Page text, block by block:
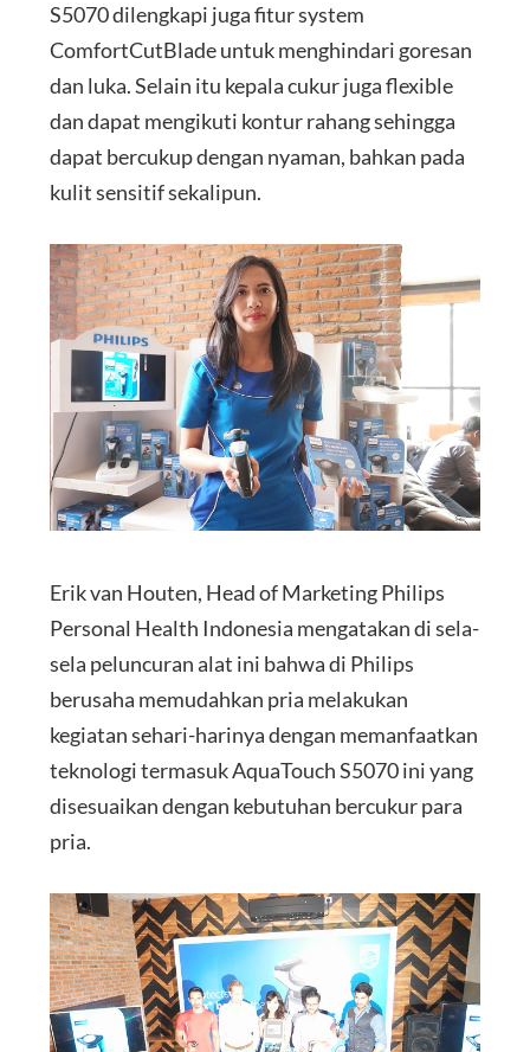
S5070 dilengkapi juga fitur system
ComfortCutBlade untuk menghindari goresan
dan luka. Selain itu kepala cukur juga flexible
dan dapat mengikuti kontur rahang sehingga
dapat bercukup dengan nyaman, bahkan pada
kulit sensitif sekalipun.
Erik van Houten, Head of Marketing Philips
Personal Health Indonesia mengatakan di sela-
sela peluncuran alat ini bahwa di Philips
berusaha memudahkan pria melakukan
kegiatan sehari-harinya dengan memanfaatkan
teknologi termasuk AquaTouch S5070 ini yang
disesuaikan dengan kebutuhan bercukur para
pria.